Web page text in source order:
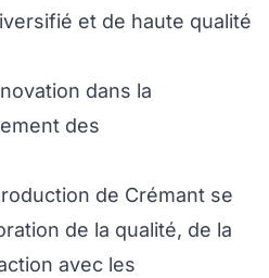
et de haute qualité
dans la
des
de Crémant se
de la qualité, de la
avec les